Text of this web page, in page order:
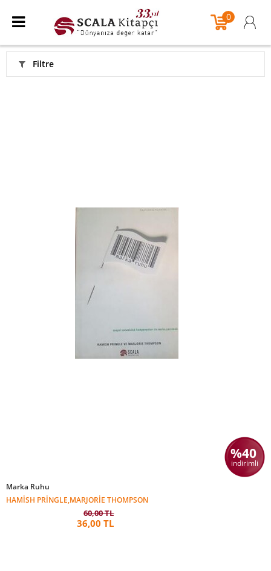
0
Filtre
%40
indirimli
Marka Ruhu
HAMISH PRINGLE,MARJORIE THOMPSON
60,00 TL
36,00 TL